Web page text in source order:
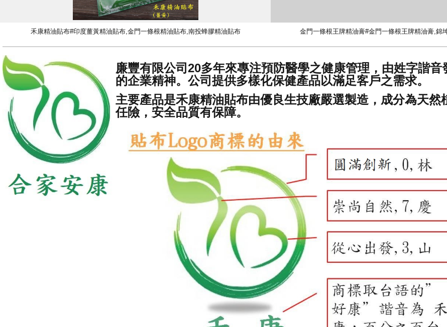
禾康精油貼布#印度薑黃精油貼布,金門一條根精油貼布,南投蜂膠精油貼布 金門一條根王牌精油膏#金門一條根王牌精油膏,錦
廉豐有限公司20多年來專注預防醫學之健康管理，由姓字諧
的企業精神。公司提供多樣化保健產品以滿足客戶之需求。
主要產品是禾康精油貼布由優良生技廠嚴選製造，成分為天
任險，安全品質有保障。